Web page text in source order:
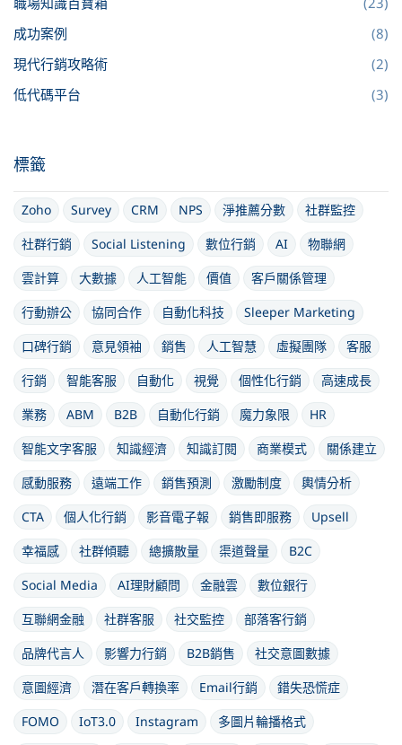
成功案例
(8)
現代行銷攻略術
(2)
低代碼平台
(3)
標籤
Zoho Survey CRM NPS 淨推薦分數
社群監控
社群行銷
Social Listening 數位行銷 AI
物聯網
雲計算
大數據 人工智能 價值
客戶關係管理
行動辦公
協同合作 自動化科技
Sleeper Marketing
口碑行銷
意見領袖 銷售 人工智慧 虛擬團隊
客服
行銷
智能客服 自動化 視覺 個性化行銷
高速成長
業務
ABM B2B 自動化行銷 魔力象限
HR
智能文字客服
知識經濟 知識訂閱 商業模式
關係建立
感動服務
遠端工作 銷售預測 激勵制度
輿情分析
CTA
個人化行銷 影音電子報 銷售即服務
Upsell
幸福感
社群傾聽 總擴散量 渠道聲量
B2C
Social Media
AI理財顧問 金融雲
數位銀行
互聯網金融
社群客服 社交監控
部落客行銷
品牌代言人
影響力行銷 B2B銷售
社交意圖數據
意圖經濟
潛在客戶轉換率 Email行銷
錯失恐慌症
FOMO
IoT3.0 Instagram
多圖片輪播格式